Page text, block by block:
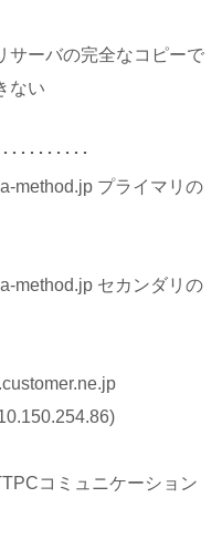
サーバの完全なコピーで
ない
･････････
method.jp プライマリの
method.jp セカンダリの
コミュニケーション